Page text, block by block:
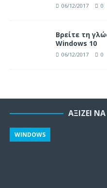
06/12/2017 0
Βρείτε τη
Windows 10
06/12/2017 0
ΑΞΊΖΕΙ
WINDOWS